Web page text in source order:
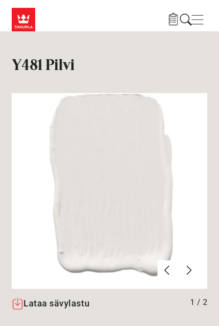
Y481 Pilvi
Edellinen
Lataa sävylastu 1 / 2